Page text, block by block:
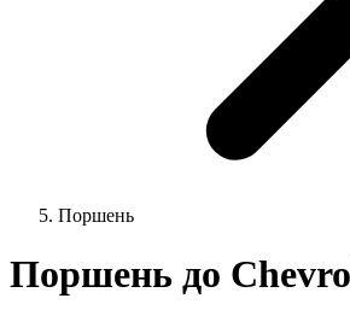
Поршень
Поршень до